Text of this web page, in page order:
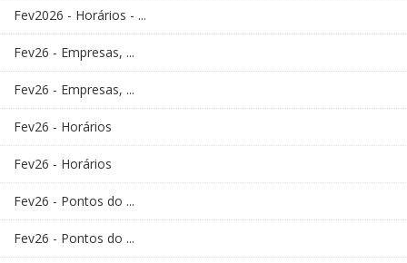
Fev2026 - Horários - ...
Fev26 - Empresas, ...
Fev26 - Empresas, ...
Fev26 - Horários
Fev26 - Horários
Fev26 - Pontos do ...
Fev26 - Pontos do ...